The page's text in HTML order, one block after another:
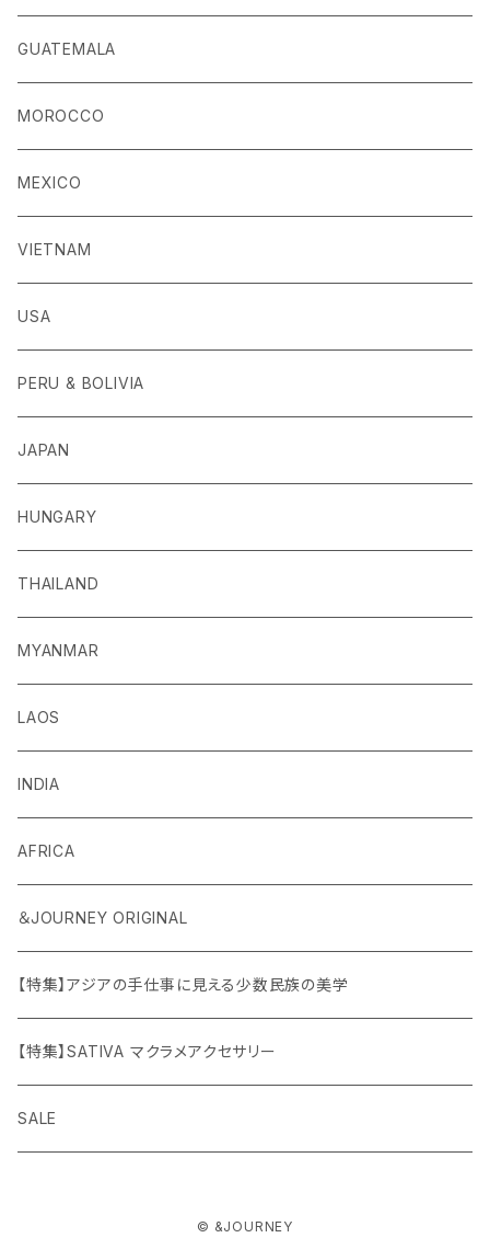
GUATEMALA
MOROCCO
MEXICO
VIETNAM
USA
PERU & BOLIVIA
JAPAN
HUNGARY
THAILAND
MYANMAR
LAOS
INDIA
AFRICA
＆JOURNEY ORIGINAL
【特集】アジアの手仕事に見える少数民族の美学
【特集】SATIVA マクラメアクセサリー
SALE
© &JOURNEY